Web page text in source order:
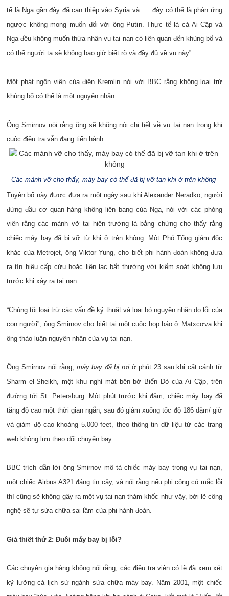
tế là Nga gần đây đã can thiệp vào Syria và ... đây có thể là phản ứng
ngược không mong muốn đối với ông Putin. Thực tế là cả Ai Cập và
Nga đều không muốn thừa nhận vụ tai nạn có liên quan đến khủng bố và
có thể người ta sẽ không bao giờ biết rõ và đầy đủ về vụ này”.
Một phát ngôn viên của điện Kremlin nói với BBC rằng không loại trừ
khủng bố có thể là một nguyên nhân.
Ông Smirnov nói rằng ông sẽ không nói chi tiết về vụ tai nạn trong khi
cuộc điều tra vẫn đang tiến hành.
Các mảnh vỡ cho thấy, máy bay có thể đã bị vỡ tan khi ở trên không
Tuyên bố này được đưa ra một ngày sau khi Alexander Neradko, người
đứng đầu cơ quan hàng không liên bang của Nga, nói với các phóng
viên rằng các mảnh vỡ tại hiện trường là bằng chứng cho thấy rằng
chiếc máy bay đã bị vỡ từ khi ở trên không. Một Phó Tổng giám đốc
khác của Metrojet, ông Viktor Yung, cho biết phi hành đoàn không đưa
ra tín hiệu cấp cứu hoặc liên lạc bất thường với kiểm soát không lưu
trước khi xảy ra tai nạn.
“Chúng tôi loại trừ các vấn đề kỹ thuật và loại bỏ nguyên nhân do lỗi của
con người”, ông Smirnov cho biết tại một cuộc họp báo ở Matxcơva khi
ông thảo luận nguyên nhân của vụ tai nạn.
Ông Smirnov nói rằng, máy bay đã bị rơi ở phút 23 sau khi cất cánh từ
Sharm el-Sheikh, một khu nghỉ mát bên bờ Biển Đỏ của Ai Cập, trên
đường tới St. Petersburg. Một phút trước khi đâm, chiếc máy bay đã
tăng độ cao một thời gian ngắn, sau đó giảm xuống tốc độ 186 dặm/ giờ
và giảm độ cao khoảng 5.000 feet, theo thông tin dữ liệu từ các trang
web không lưu theo dõi chuyến bay.
BBC trích dẫn lời ông Smirnov mô tả chiếc máy bay trong vụ tai nạn,
một chiếc Airbus A321 đáng tin cậy, và nói rằng nếu phi công có mắc lỗi
thì cũng sẽ không gây ra một vụ tai nạn thảm khốc như vậy, bởi lẽ công
nghệ sẽ tự sửa chữa sai lầm của phi hành đoàn.
Giả thiết thứ 2: Đuôi máy bay bị lỗi?
Các chuyên gia hàng không nói rằng, các điều tra viên có lẽ đã xem xét
kỹ lưỡng cả lịch sử ngành sửa chữa máy bay. Năm 2001, một chiếc